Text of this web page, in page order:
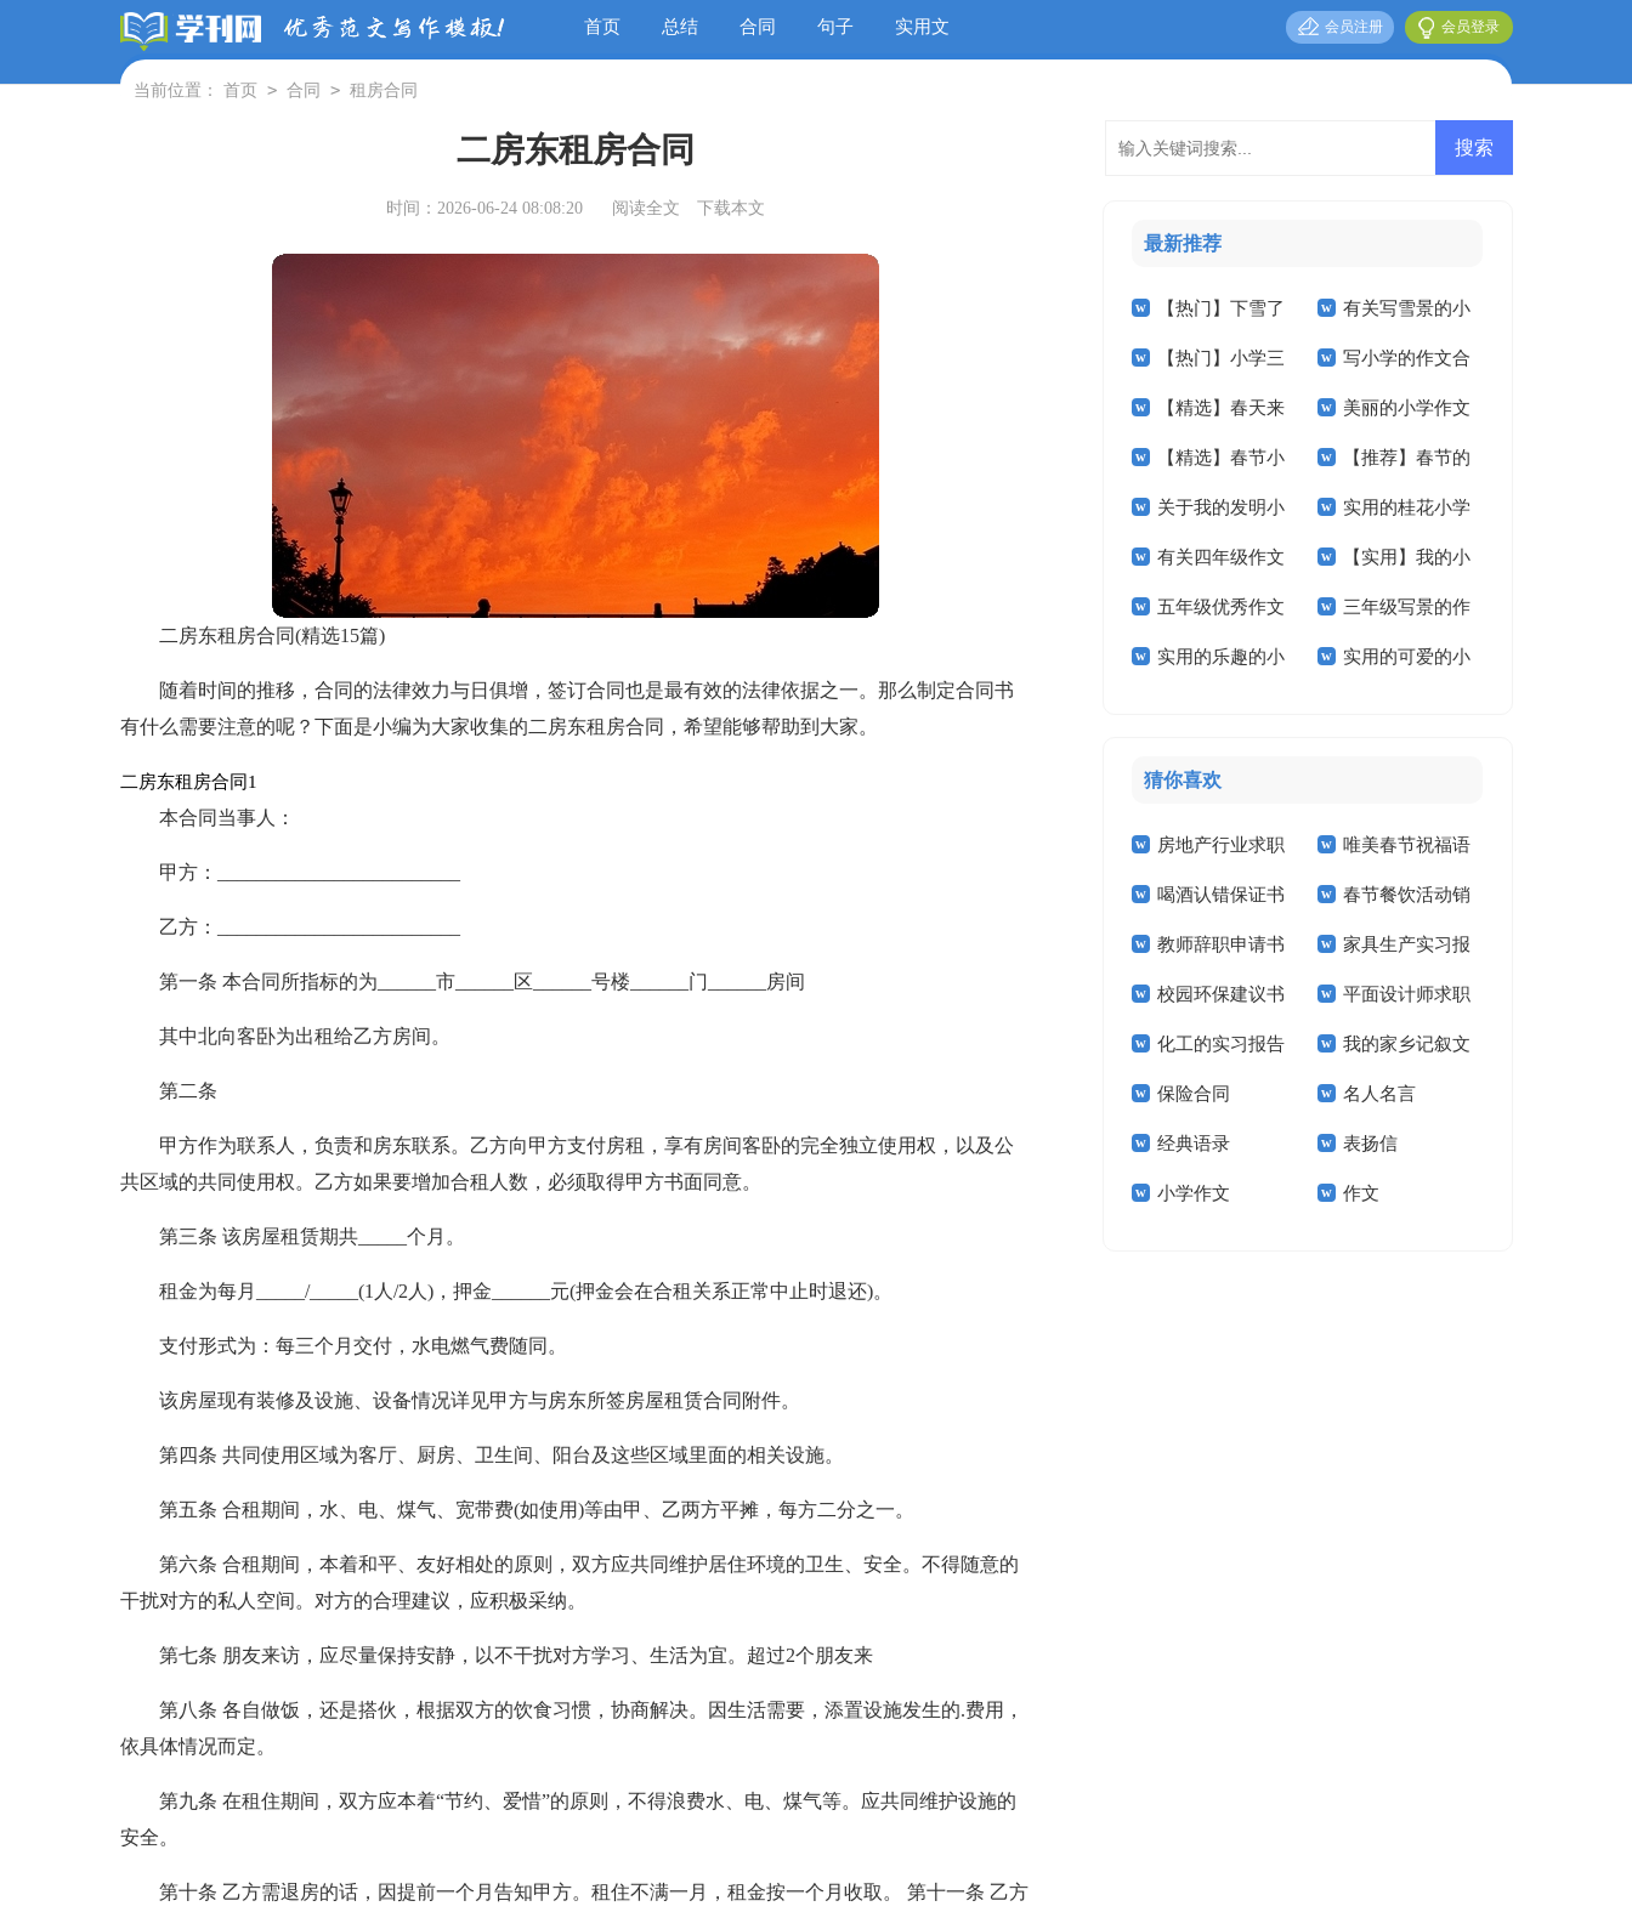
首页 总结 合同 句子 实用文 会员登录
会员注册
当前位置： 首页 > 合同 > 租房合同
二房东租房合同
时间：2026-06-24 08:08:20 阅读全文 下载本文
二房东租房合同(精选15篇)
随着时间的推移，合同的法律效力与日俱增，签订合同也是最有效的法律依据之一。那么制定合同书
有什么需要注意的呢？下面是小编为大家收集的二房东租房合同，希望能够帮助到大家。
二房东租房合同1
本合同当事人：
甲方：_________________________
乙方：_________________________
第一条 本合同所指标的为______市______区______号楼______门______房间
其中北向客卧为出租给乙方房间。
第二条
甲方作为联系人，负责和房东联系。乙方向甲方支付房租，享有房间客卧的完全独立使用权，以及公
共区域的共同使用权。乙方如果要增加合租人数，必须取得甲方书面同意。
第三条 该房屋租赁期共_____个月。
租金为每月_____/_____(1人/2人)，押金______元(押金会在合租关系正常中止时退还)。
支付形式为：每三个月交付，水电燃气费随同。
该房屋现有装修及设施、设备情况详见甲方与房东所签房屋租赁合同附件。
第四条 共同使用区域为客厅、厨房、卫生间、阳台及这些区域里面的相关设施。
第五条 合租期间，水、电、煤气、宽带费(如使用)等由甲、乙两方平摊，每方二分之一。
第六条 合租期间，本着和平、友好相处的原则，双方应共同维护居住环境的卫生、安全。不得随意的
干扰对方的私人空间。对方的合理建议，应积极采纳。
第七条 朋友来访，应尽量保持安静，以不干扰对方学习、生活为宜。超过2个朋友来
第八条 各自做饭，还是搭伙，根据双方的饮食习惯，协商解决。因生活需要，添置设施发生的.费用，
依具体情况而定。
第九条 在租住期间，双方应本着“节约、爱惜”的原则，不得浪费水、电、煤气等。应共同维护设施的
安全。
第十条 乙方需退房的话，因提前一个月告知甲方。租住不满一月，租金按一个月收取。 第十一条 乙方
最新推荐
【热门】下雪了
小学作文三篇
有关写雪景的小
学作文5篇
【热门】小学三
年级作文3篇
写小学的作文合
集5篇
【精选】春天来
了小学作文合集九篇
美丽的小学作文
汇编九篇
【精选】春节小
学作文汇编7篇
【推荐】春节的
小学作文三篇
关于我的发明小
学作文三篇
实用的桂花小学
作文4篇
有关四年级作文
300字5篇
【实用】我的小
学作文3篇
五年级优秀作文
汇总五篇
三年级写景的作
文
实用的乐趣的小 实用的可爱的小
猜你喜欢
房地产行业求职
信
唯美春节祝福语
喝酒认错保证书 春节餐饮活动销
售工作计划
教师辞职申请书 家具生产实习报
告
校园环保建议书 平面设计师求职
信14篇
化工的实习报告 我的家乡记叙文
15篇
保险合同 名人名言
经典语录 表扬信
小学作文 作文